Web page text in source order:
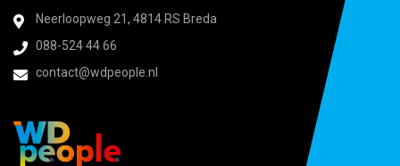
Neerloopweg 21, 4814 RS Breda
088-524 44 66
contact@wdpeople.nl